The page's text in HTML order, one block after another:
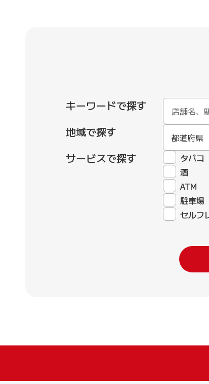
キーワードで探す
地域で探す
都道府県
サービスで探す
タバコ
酒
ATM
駐車場
セルフ